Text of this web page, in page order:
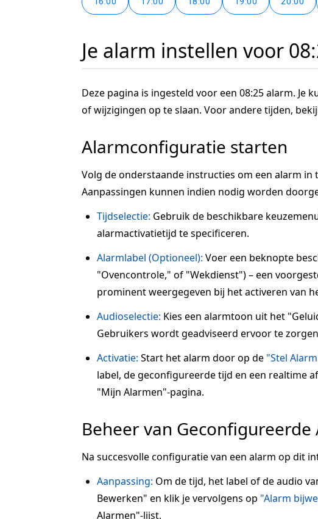
Je alarm instellen voor
Deze pagina is ingesteld voor een 08:25 alarm.
of wijzigingen op te slaan. Voor andere tijden,
Alarmconfiguratie starten
Volg de onderstaande instructies om een alarm
Aanpassingen kunnen indien nodig worden
Tijdselectie: Gebruik de beschikbare
alarmactivatietijd te specificeren.
Alarmlabel (Optioneel): Voer een beknopte
"Ovencontrole," of "Wekdienst") – een
prominent weergegeven bij het activeren van
Audioselectie: Kies een alarmtoon uit het
Gebruikers wordt geadviseerd ervoor te
Activatie: Start het alarm door op de "Stel
label, de geconfigureerde tijd en een realtime
"Mijn Alarmen"-pagina.
Beheer van Geconfigureerde
Na succesvolle configuratie van een alarm op dit
Aanpassing: Om de tijd, het label of de audio
Bewerken" en klik je vervolgens op "Alarm
Alarmen"-lijst.